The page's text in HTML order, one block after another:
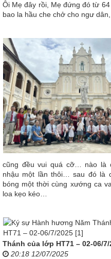
Ôi Mẹ đây rồi, Mẹ đứng đó từ
bao la hầu che chở cho ngư
cũng đều vui quá cỡ… nào là
nhậu một lần thôi… sau đó là
bóng một thời cùng xướng ca
loa kẹo kéo…
Thánh của lớp HT71 – 02-06/7/
20:18 12/07/2025